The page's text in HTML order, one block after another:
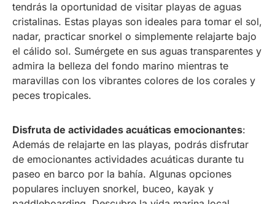
tendrás la oportunidad de visitar playas de aguas
cristalinas. Estas playas son ideales para tomar el sol,
nadar, practicar snorkel o simplemente relajarte bajo
el cálido sol. Sumérgete en sus aguas transparentes y
admira la belleza del fondo marino mientras te
maravillas con los vibrantes colores de los corales y
peces tropicales.
Disfruta de actividades acuáticas emocionantes:
Además de relajarte en las playas, podrás disfrutar
de emocionantes actividades acuáticas durante tu
paseo en barco por la bahía. Algunas opciones
populares incluyen snorkel, buceo, kayak y